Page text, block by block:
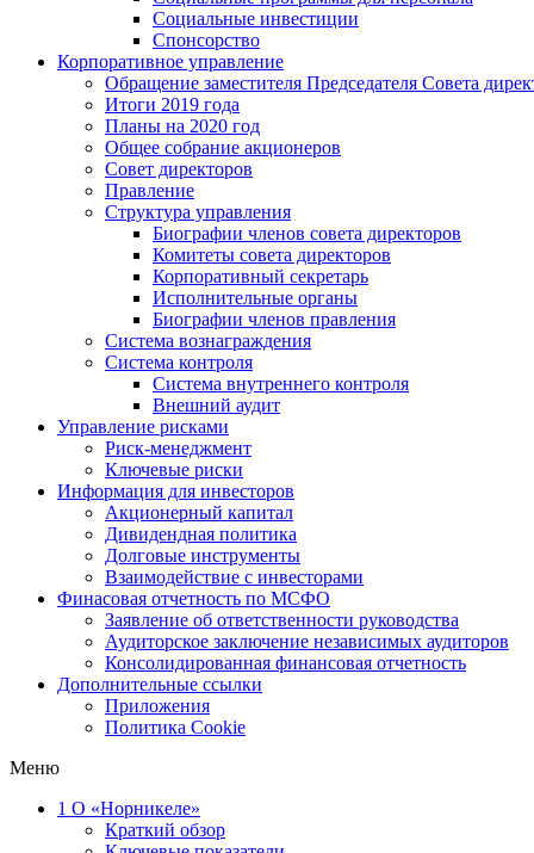
Социальные инвестиции
Спонсорство
Корпоративное управление
Обращение заместителя Председателя Совета
Итоги 2019 года
Планы на 2020 год
Общее собрание акционеров
Совет директоров
Правление
Структура управления
Биографии членов совета директоров
Комитеты совета директоров
Корпоративный секретарь
Исполнительные органы
Биографии членов правления
Система вознаграждения
Система контроля
Система внутреннего контроля
Внешний аудит
Управление рисками
Риск-менеджмент
Ключевые риски
Информация для инвесторов
Акционерный капитал
Дивидендная политика
Долговые инструменты
Взаимодействие с инвеcторами
Финасовая отчетность по МСФО
Заявление об ответственности руководства
Аудиторское заключение независимых аудиторов
Консолидированная финансовая отчетность
Дополнительные ссылки
Приложения
Политика Cookie
Меню
1 О «Норникеле»
Краткий обзор